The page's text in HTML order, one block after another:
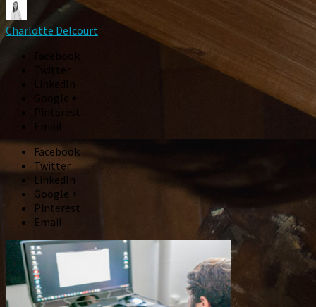
Charlotte Delcourt
Facebook
Twitter
LinkedIn
Google +
Pinterest
Email
Facebook
Twitter
LinkedIn
Google +
Pinterest
Email